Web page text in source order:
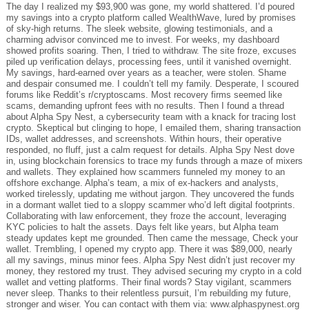
The day I realized my $93,900 was gone, my world shattered. I’d poured
my savings into a crypto platform called WealthWave, lured by promises
of sky-high returns. The sleek website, glowing testimonials, and a
charming advisor convinced me to invest. For weeks, my dashboard
showed profits soaring. Then, I tried to withdraw. The site froze, excuses
piled up verification delays, processing fees, until it vanished overnight.
My savings, hard-earned over years as a teacher, were stolen. Shame
and despair consumed me. I couldn’t tell my family. Desperate, I scoured
forums like Reddit’s r/cryptoscams. Most recovery firms seemed like
scams, demanding upfront fees with no results. Then I found a thread
about Alpha Spy Nest, a cybersecurity team with a knack for tracing lost
crypto. Skeptical but clinging to hope, I emailed them, sharing transaction
IDs, wallet addresses, and screenshots. Within hours, their operative
responded, no fluff, just a calm request for details. Alpha Spy Nest dove
in, using blockchain forensics to trace my funds through a maze of mixers
and wallets. They explained how scammers funneled my money to an
offshore exchange. Alpha’s team, a mix of ex-hackers and analysts,
worked tirelessly, updating me without jargon. They uncovered the funds
in a dormant wallet tied to a sloppy scammer who’d left digital footprints.
Collaborating with law enforcement, they froze the account, leveraging
KYC policies to halt the assets. Days felt like years, but Alpha team
steady updates kept me grounded. Then came the message, Check your
wallet. Trembling, I opened my crypto app. There it was $89,000, nearly
all my savings, minus minor fees. Alpha Spy Nest didn’t just recover my
money, they restored my trust. They advised securing my crypto in a cold
wallet and vetting platforms. Their final words? Stay vigilant, scammers
never sleep. Thanks to their relentless pursuit, I’m rebuilding my future,
stronger and wiser. You can contact with them via: www.alphaspynest.org